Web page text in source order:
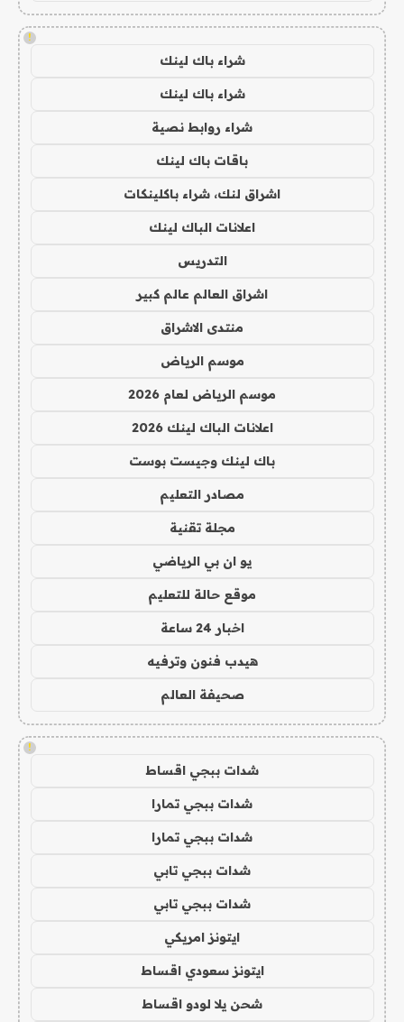
!
شراء باك لينك
شراء باك لينك
شراء روابط نصية
باقات باك لينك
اشراق لنك، شراء باكلينكات
اعلانات الباك لينك
التدريس
اشراق العالم عالم كبير
منتدى الاشراق
موسم الرياض
موسم الرياض لعام 2026
اعلانات الباك لينك 2026
باك لينك وجيست بوست
مصادر التعليم
مجلة تقنية
يو ان بي الرياضي
موقع حالة للتعليم
اخبار 24 ساعة
هيدب فنون وترفيه
صحيفة العالم
!
شدات ببجي اقساط
شدات ببجي تمارا
شدات ببجي تمارا
شدات ببجي تابي
شدات ببجي تابي
ايتونز امريكي
ايتونز سعودي اقساط
شحن يلا لودو اقساط